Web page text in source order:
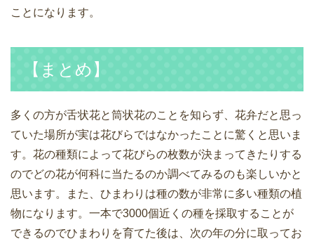
ことになります。
【まとめ】
多くの方が舌状花と筒状花のことを知らず、花弁だと思っ
ていた場所が実は花びらではなかったことに驚くと思いま
す。花の種類によって花びらの枚数が決まってきたりする
のでどの花が何科に当たるのか調べてみるのも楽しいかと
思います。また、ひまわりは種の数が非常に多い種類の植
物になります。一本で3000個近くの種を採取することが
できるのでひまわりを育てた後は、次の年の分に取ってお